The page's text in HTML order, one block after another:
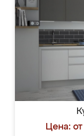
Цена: